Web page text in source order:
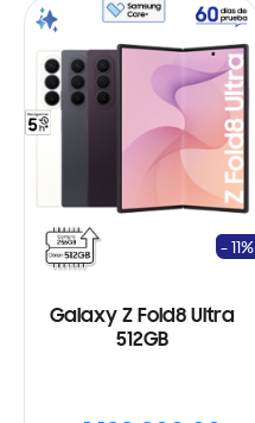
Galaxy Z Fold8 Ultra
512GB
- 11%